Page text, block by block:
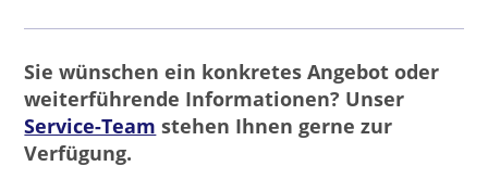
Sie wünschen ein konkretes Angebot oder
weiterführende Informationen? Unser
Service-Team stehen Ihnen gerne zur
Verfügung.